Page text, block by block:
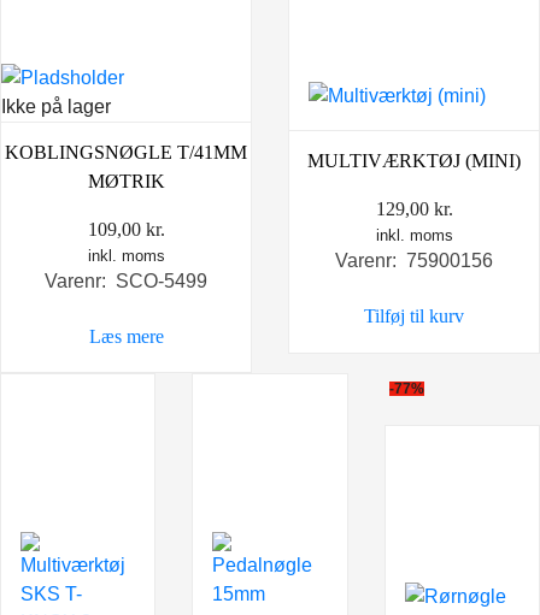
Ikke på lager
KOBLINGSNØGLE T/41MM
MØTRIK
109,00 kr.
inkl. moms
Varenr: SCO-5499
Læs mere
MULTIVÆRKTØJ (MINI)
129,00 kr.
inkl. moms
Varenr: 75900156
Tilføj til kurv
-77%